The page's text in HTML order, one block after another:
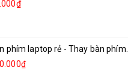
phím laptop rẻ - Thay bàn phím...